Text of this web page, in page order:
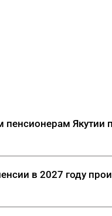
Якутии
в 2027 году